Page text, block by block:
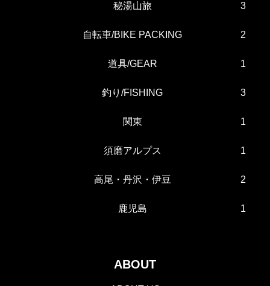
秘湯山旅 3
自転車/BIKE PACKING 2
道具/GEAR 1
釣り/FISHING 3
関東 1
須磨アルプス 1
高尾・丹沢・伊豆 2
鹿児島 1
ABOUT